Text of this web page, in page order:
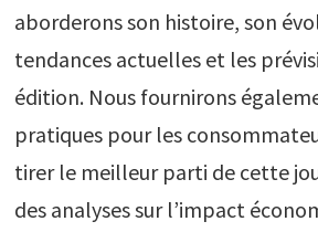
aborderons son histoire, son
tendances actuelles et les
édition. Nous fournirons
pratiques pour les
tirer le meilleur parti de cette
des analyses sur l’impact